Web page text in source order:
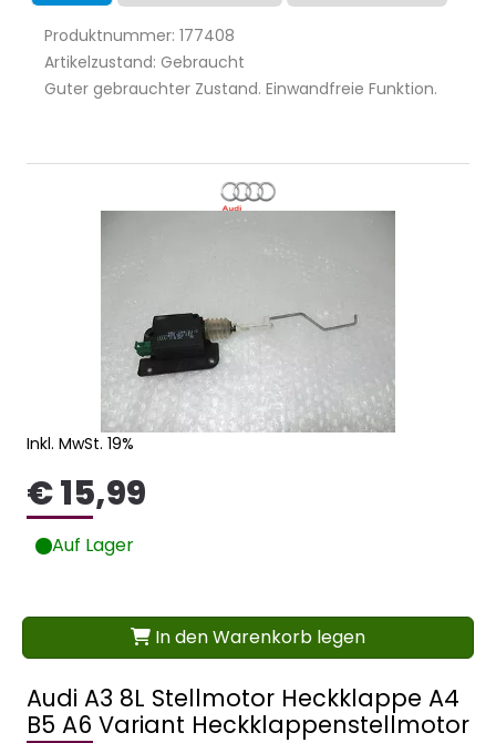
Produktnummer: 177408
Artikelzustand: Gebraucht
Guter gebrauchter Zustand. Einwandfreie Funktion.
Audi A3 8L Stellmotor Heckklappe A4
B5 A6 Variant Heckklappenstellmotor
Inkl. MwSt. 19%
€ 15,99
Auf Lager
In den Warenkorb legen